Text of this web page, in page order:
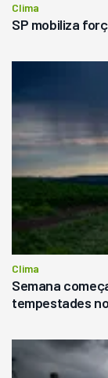
Clima
SP mobiliza
Clima
Semana
tempestades